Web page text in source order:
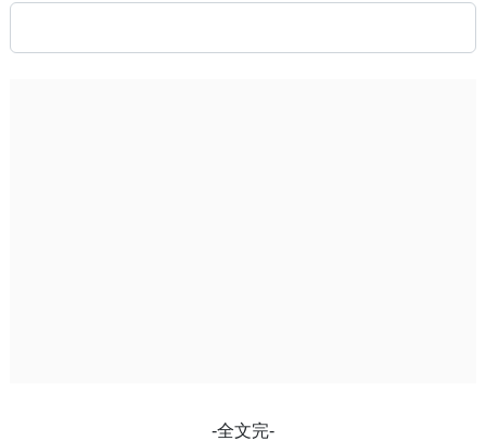
-全文完-